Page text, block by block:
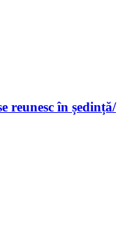
reunesc în ședință/